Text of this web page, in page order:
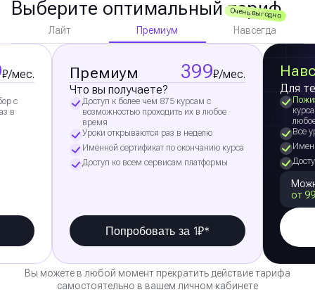
Выберите оптимальный тариф
Очень выгодно
Лайт Премиум Навсегда
₽/мес.
с
в
Премиум 399₽/мес.
Что вы получаете?
Доступ к более чем 875 курсам с
возможностью проходить их в любое
время
Уроки открываются раз в неделю
Именной сертификат по окончанию курса
Доступ ко всем сервисам платформы
Попробовать за 1₽*
Для
Все
от
Вы можете в любой момент прекратить действие тарифа
самостоятельно в вашем личном кабинете